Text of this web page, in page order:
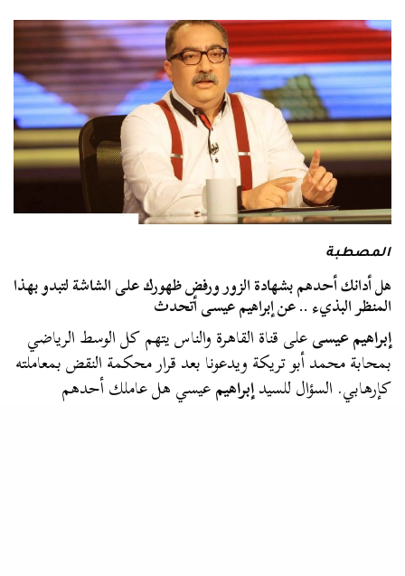
المصطبة
هل أدانك أحدهم بشهادة الزور ورفض ظهورك على الشاشة لتبدو بهذا
المنظر البذيء .. عن إبراهيم عيسى أتحدث
إبراهيم عيسىعلى قناة القاهرة والناس يتهم كل الوسط الرياضي
بمحابة محمد أبو تريكة ويدعونا بعد قرار محكمة النقض بمعاملته
كإرهابي. السؤال للسيدإبراهيمعيسي هل عاملك أحدهم
كمدلس بعد…